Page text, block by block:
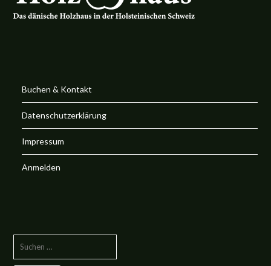
Buchen & Kontakt
Datenschutzerklärung
Impressum
Anmelden